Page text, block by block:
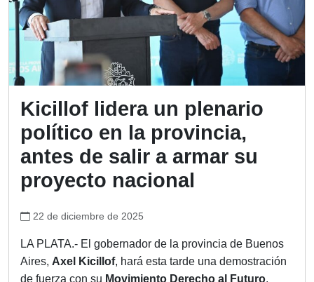
Kicillof lidera un plenario
político en la provincia,
antes de salir a armar su
proyecto nacional
22 de diciembre de 2025
LA PLATA.- El gobernador de la provincia de Buenos
Aires, Axel Kicillof, hará esta tarde una demostración
de fuerza con su Movimiento Derecho al Futuro,